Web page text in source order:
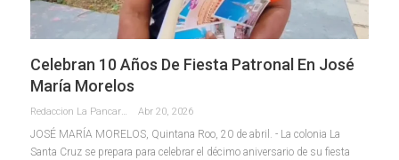
Celebran 10 Años De Fiesta Patronal En José
María Morelos
Redaccion La Pancarta De Quintana Roo Abr 20, 2026
JOSÉ MARÍA MORELOS, Quintana Roo, 20 de abril. - La colonia La
Santa Cruz se prepara para celebrar el décimo aniversario de su fiesta